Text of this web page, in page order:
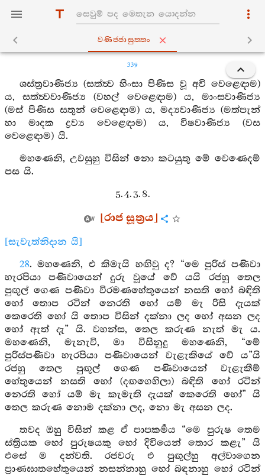
වණිජ‍්ජාසුත‍්තං
339
ශස්ත්‍රවාණිජ්‍ය (සත්ත්‍ව හිංසා පිණිස වූ අවි වෙළෙඳාම)
ය, සත්ත්‍වවාණිජ්‍ය (වහල් වෙළෙඳාම) ය, මාංසවාණිජ්‍ය
(මස් පිණිස සතුන් වෙළෙඳාම) ය, මද්‍යවාණිජ්‍ය (මත්පැන්
හා මාදක ද්‍රව්‍ය වෙළෙඳාම) ය, විෂවාණිජ්‍ය (වස
වෙළෙඳාම) යි.
මහණෙනි, උවසුහු විසින් නො කටයුතු මේ වෙණෙදම්
පස යි.
5. 4. 3. 8.
[රාජ සූත්‍රය]
[සැවැත්නිදාන යි]
28. මහණෙනි, එ කිමැයි හඟිවු ද? “මෙ පුරිස් පණිවා
හැරපියා පණිවායෙන් දුරු වූයේ වේ යයි රජහු තෙල
පුඟුල් ගෙණ පණිවා විරමණහේතුයෙන් නසති හෝ බඳිති
හෝ තොප රටින් නෙරති හෝ යම් මැ රිසි දැයක්
කෙරෙති හෝ යි තොප විසින් දක්නා ලද හෝ අසන ලද
හෝ ඇත් දැ” යි. වහන්ස, තෙල කරුණ නැත් මැ ය.
මහණෙනි, මැනැවි, මා විසිනුදු මහණෙනි, “මේ
පුරිස්පණිවා හැරපියා පණිවායෙන් වැළැකියේ වේ ය”යි
රජහු තෙල පුඟුල් ගෙණ පණිවායෙන් වැළැකීම්
හේතුයෙන් නසති හෝ (දඟගෙහිලා) බඳිති හෝ රටින්
නෙරති හෝ යම් මැ කැමැති දැයක් කෙරෙති හෝ” යි
තෙල කරුණ නොම දක්නා ලද, නො මැ අසන ලද.
තවද ඔහු විසින් කළ ඒ පාපකර්‍මය “මෙ පුරුෂ තෙම
ස්ත්‍රියක හෝ පුරුෂයකු හෝ දිවියෙන් තොර කළැ” යි
එසේ ම දන්වති. රජවරු එ පුඟුල්හු අල්වාගෙන
ප්‍රාණඝාතහේතුයෙන් නසන්නාහු හෝ බඳනාහු හෝ රටින්